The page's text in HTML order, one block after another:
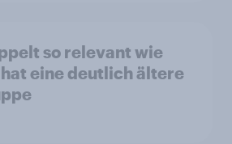
so relevant wie
hat eine deutlich ältere